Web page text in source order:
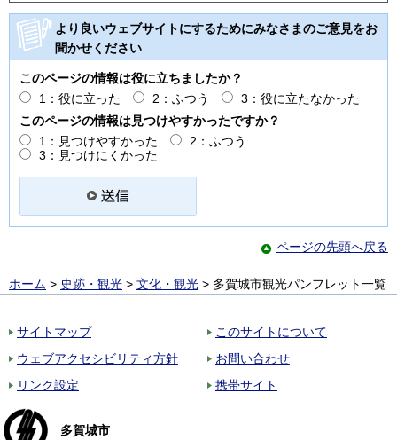
より良いウェブサイトにするためにみなさまのご意見をお
聞かせください
このページの情報は役に立ちましたか？
1：役に立った
2：ふつう
3：役に立たなかった
このページの情報は見つけやすかったですか？
1：見つけやすかった
2：ふつう
3：見つけにくかった
ページの先頭へ戻る
ホーム > 史跡・観光 > 文化・観光 > 多賀城市観光パンフレット一覧
サイトマップ
このサイトについて
ウェブアクセシビリティ方針
お問い合わせ
リンク設定
携帯サイト
多賀城市